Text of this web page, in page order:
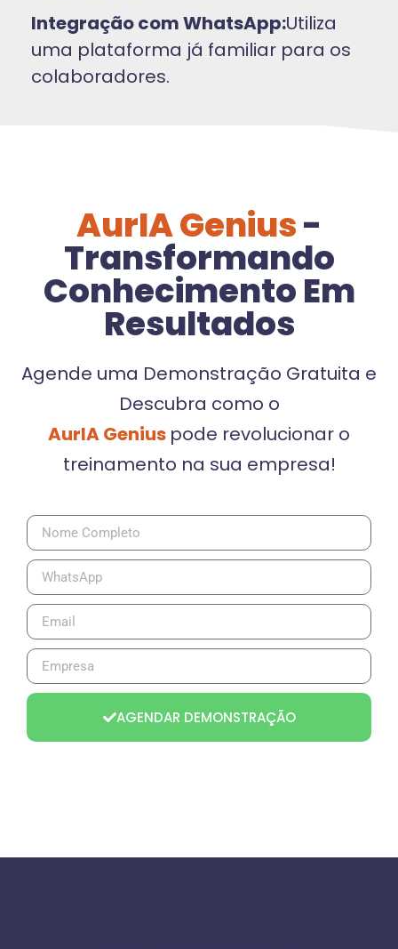
Integração com WhatsApp:Utiliza
uma plataforma já familiar para os
colaboradores.
AurIA Genius-
Transformando
Conhecimento Em
Resultados
Agende uma Demonstração Gratuita e
Descubra como o
AurIA Genius pode revolucionar o
treinamento na sua empresa!
AGENDAR DEMONSTRAÇÃO